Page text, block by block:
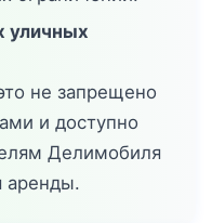
уличных
не запрещено
и доступно
Делимобиля
аренды.